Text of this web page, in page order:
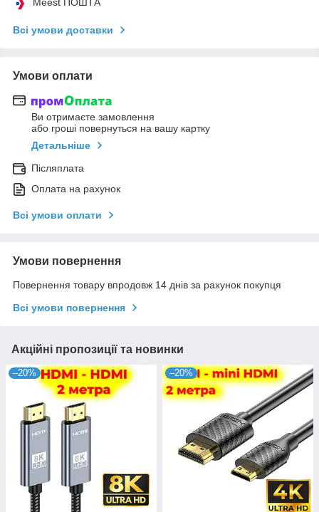
Всі умови доставки
Умови оплати
Ви отримаєте замовлення
або гроші повернуться на вашу картку
Детальніше
Післяплата
Оплата на рахунок
Всі умови оплати
Умови повернення
Повернення товару впродовж 14 днів за рахунок покупця
Всі умови повернення
Акційні пропозиції та новинки
–20% –20%